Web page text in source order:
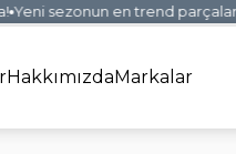
sezonun en trend parçaları
HakkımızdaMarkalar